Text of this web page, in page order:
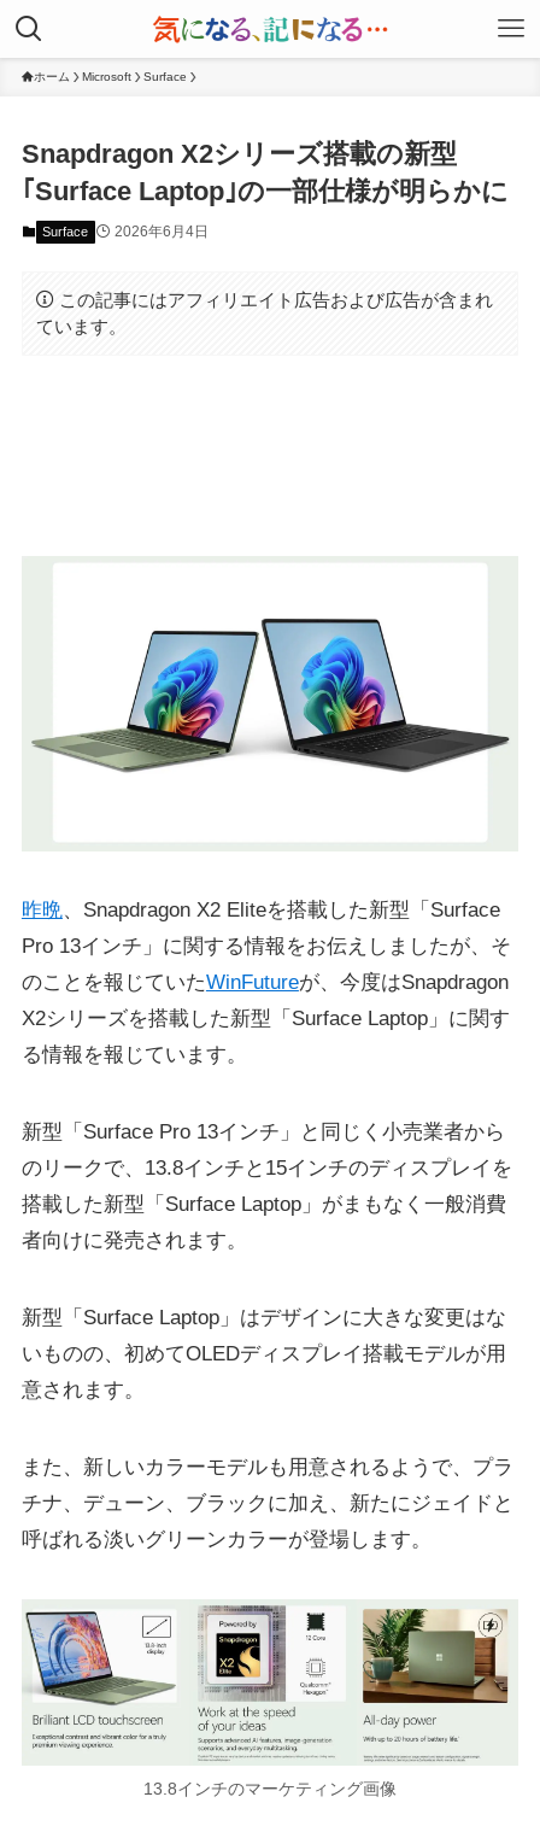
ホーム Microsoft Surface
Snapdragon X2シリーズ搭載の新型
｢Surface Laptop｣の一部仕様が明らかに
Surface 2026年6月4日
この記事にはアフィリエイト広告および広告が含まれ
ています。
昨晩、Snapdragon X2 Eliteを搭載した新型「Surface
Pro 13インチ」に関する情報をお伝えしましたが、そ
のことを報じていたWinFutureが、今度はSnapdragon
X2シリーズを搭載した新型「Surface Laptop」に関す
る情報を報じています。
新型「Surface Pro 13インチ」と同じく小売業者から
のリークで、13.8インチと15インチのディスプレイを
搭載した新型「Surface Laptop」がまもなく一般消費
者向けに発売されます。
新型「Surface Laptop」はデザインに大きな変更はな
いものの、初めてOLEDディスプレイ搭載モデルが用
意されます。
また、新しいカラーモデルも用意されるようで、プラ
チナ、デューン、ブラックに加え、新たにジェイドと
呼ばれる淡いグリーンカラーが登場します。
13.8インチのマーケティング画像